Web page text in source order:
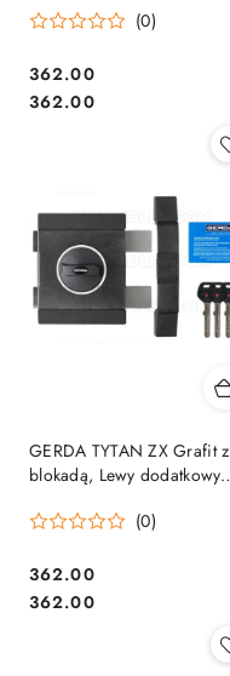
(0)
Cena:
362.00
Cena:
362.00
GERDA TYTAN ZX Grafit z
blokadą, Lewy dodatkowy
(0)
Cena:
362.00
Cena:
362.00